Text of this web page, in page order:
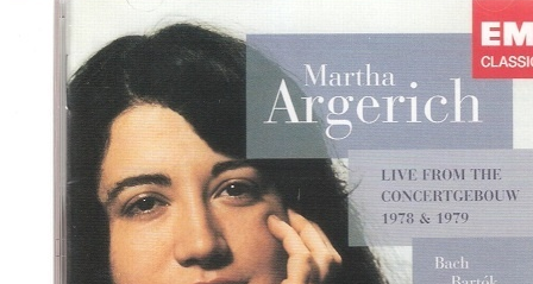
2026-6-27 14:36:20 / 显示全部楼层